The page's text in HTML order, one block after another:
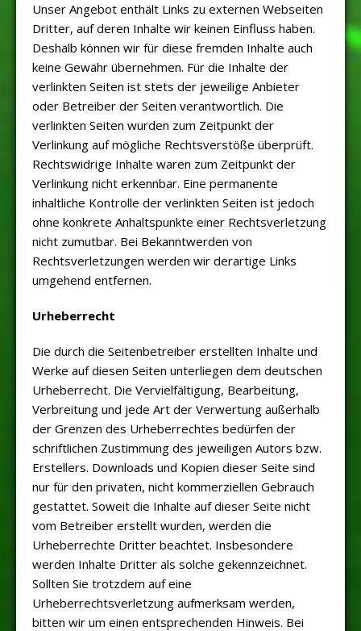
Unser Angebot enthält Links zu externen Webseiten
Dritter, auf deren Inhalte wir keinen Einfluss haben.
Deshalb können wir für diese fremden Inhalte auch
keine Gewähr übernehmen. Für die Inhalte der
verlinkten Seiten ist stets der jeweilige Anbieter
oder Betreiber der Seiten verantwortlich. Die
verlinkten Seiten wurden zum Zeitpunkt der
Verlinkung auf mögliche Rechtsverstöße überprüft.
Rechtswidrige Inhalte waren zum Zeitpunkt der
Verlinkung nicht erkennbar. Eine permanente
inhaltliche Kontrolle der verlinkten Seiten ist jedoch
ohne konkrete Anhaltspunkte einer Rechtsverletzung
nicht zumutbar. Bei Bekanntwerden von
Rechtsverletzungen werden wir derartige Links
umgehend entfernen.
Urheberrecht
Die durch die Seitenbetreiber erstellten Inhalte und
Werke auf diesen Seiten unterliegen dem deutschen
Urheberrecht. Die Vervielfältigung, Bearbeitung,
Verbreitung und jede Art der Verwertung außerhalb
der Grenzen des Urheberrechtes bedürfen der
schriftlichen Zustimmung des jeweiligen Autors bzw.
Erstellers. Downloads und Kopien dieser Seite sind
nur für den privaten, nicht kommerziellen Gebrauch
gestattet. Soweit die Inhalte auf dieser Seite nicht
vom Betreiber erstellt wurden, werden die
Urheberrechte Dritter beachtet. Insbesondere
werden Inhalte Dritter als solche gekennzeichnet.
Sollten Sie trotzdem auf eine
Urheberrechtsverletzung aufmerksam werden,
bitten wir um einen entsprechenden Hinweis. Bei